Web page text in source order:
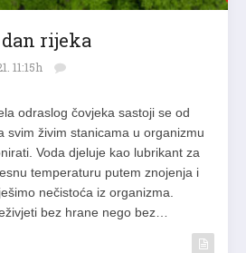
rijeka
11:15h
odraslog čovjeka sastoji se od
svim živim stanicama u organizmu
Voda djeluje kao lubrikant za
temperaturu putem znojenja i
nečistoća iz organizma.
bez hrane nego bez…